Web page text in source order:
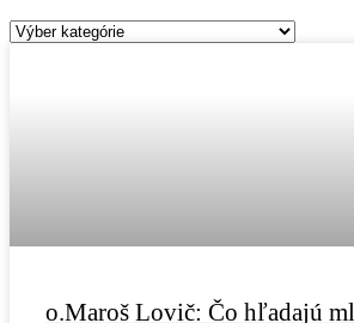
Kategórie
o.Maroš Lovič: Čo hľadajú